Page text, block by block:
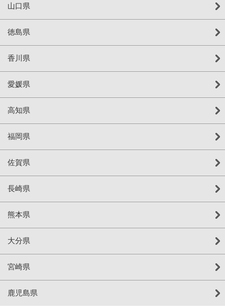
山口県
徳島県
香川県
愛媛県
高知県
福岡県
佐賀県
長崎県
熊本県
大分県
宮崎県
鹿児島県